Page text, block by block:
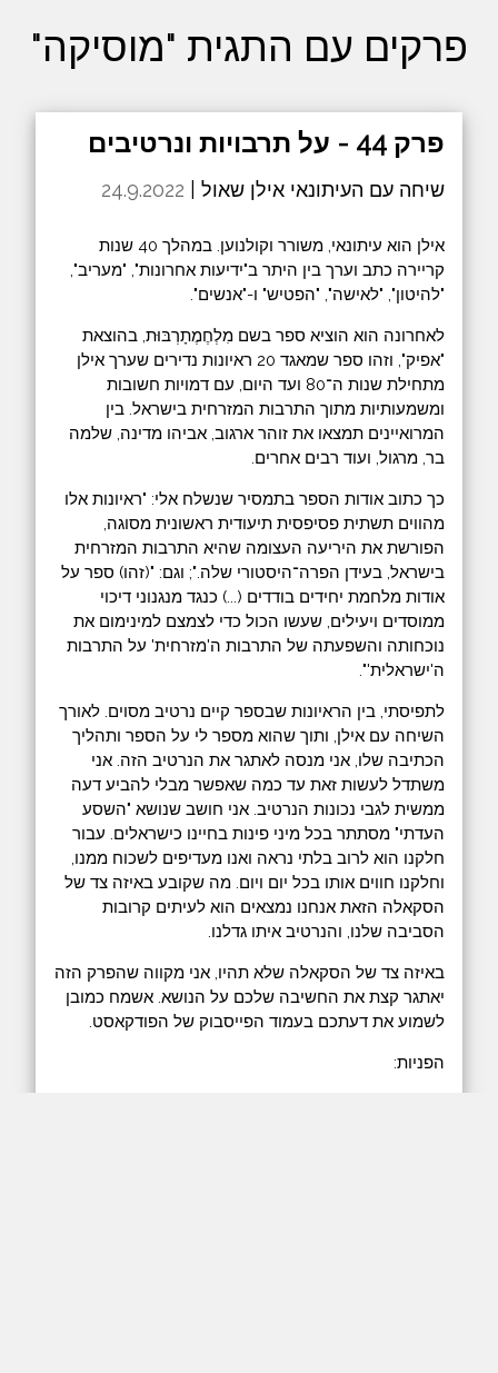
פרקים עם התגית "מוסיקה"
פרק 44 - על תרבויות ונרטיבים
שיחה עם העיתונאי אילן שאול | 24.9.2022
אילן הוא עיתונאי, משורר וקולנוען. במהלך 40 שנות
קריירה כתב וערך בין היתר ב"ידיעות אחרונות", "מעריב",
"להיטון", "לאישה", "הפטיש" ו-"אנשים".
לאחרונה הוא הוציא ספר בשם מִלְחֶמֶתָרְבּוּת, בהוצאת
"אפיק", וזהו ספר שמאגד 20 ראיונות נדירים שערך אילן
מתחילת שנות ה־80 ועד היום, עם דמויות חשובות
ומשמעותיות מתוך התרבות המזרחית בישראל. בין
המרואיינים תמצאו את זוהר ארגוב, אביהו מדינה, שלמה
בר, מרגול, ועוד רבים אחרים.
כך כתוב אודות הספר בתמסיר שנשלח אלי: "ראיונות אלו
מהווים תשתית פסיפסית תיעודית ראשונית מסוגה,
הפורשת את היריעה העצומה שהיא התרבות המזרחית
בישראל, בעידן הפרה־היסטורי שלה."; וגם: "(זהו) ספר על
אודות מלחמת יחידים בודדים (...) כנגד מנגנוני דיכוי
ממוסדים ויעילים, שעשו הכול כדי לצמצם למינימום את
נוכחותה והשפעתה של התרבות ה'מזרחית' על התרבות
ה'ישראלית'".
לתפיסתי, בין הראיונות שבספר קיים נרטיב מסוים. לאורך
השיחה עם אילן, ותוך שהוא מספר לי על הספר ותהליך
הכתיבה שלו, אני מנסה לאתגר את הנרטיב הזה. אני
משתדל לעשות זאת עד כמה שאפשר מבלי להביע דעה
ממשית לגבי נכונות הנרטיב. אני חושב שנושא "השסע
העדתי" מסתתר בכל מיני פינות בחיינו כישראלים. עבור
חלקנו הוא לרוב בלתי נראה ואנו מעדיפים לשכוח ממנו,
וחלקנו חווים אותו בכל יום ויום. מה שקובע באיזה צד של
הסקאלה הזאת אנחנו נמצאים הוא לעיתים קרובות
הסביבה שלנו, והנרטיב איתו גדלנו.
באיזה צד של הסקאלה שלא תהיו, אני מקווה שהפרק הזה
יאתגר קצת את החשיבה שלכם על הנושא. אשמח כמובן
לשמוע את דעתכם בעמוד הפייסבוק של הפודקאסט.
הפניות: